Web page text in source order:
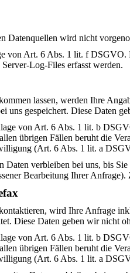
Datenquellen wird nicht
von Art. 6 Abs. 1 lit. f DSGVO.
Log-Files erfasst werden.
lassen, werden Ihre
uns gespeichert. Diese Daten
von Art. 6 Abs. 1 lit. b
übrigen Fällen beruht die
(Art. 6 Abs. 1 lit. a
Daten verbleiben bei uns, bis
Bearbeitung Ihrer
wird Ihre Anfrage
Diese Daten geben wir nicht
von Art. 6 Abs. 1 lit. b
übrigen Fällen beruht die
(Art. 6 Abs. 1 lit. a